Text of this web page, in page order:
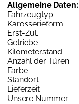
Allgemeine Daten:
Fahrzeugtyp
Karosserieform
Erst-Zul.
Getriebe
Kilometerstand
Anzahl der Türen
Farbe
Standort
Lieferzeit
Unsere Nummer